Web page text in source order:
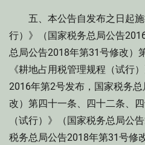
五、本公告自发布之日起施
行）》（国家税务总局公告
总局公告2018年第31号修改）
《耕地占用税管理规程（试行
2016年第2号发布，国家税务
改）第四十一条、四十二条、
（试行）》（国家税务总局公
税务总局公告2018年第31号修